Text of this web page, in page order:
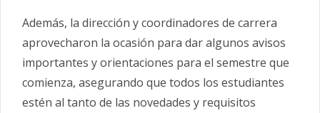
Además, la dirección y coordinadores de carrera
aprovecharon la ocasión para dar algunos avisos
importantes y orientaciones para el semestre que
comienza, asegurando que todos los estudiantes
estén al tanto de las novedades y requisitos